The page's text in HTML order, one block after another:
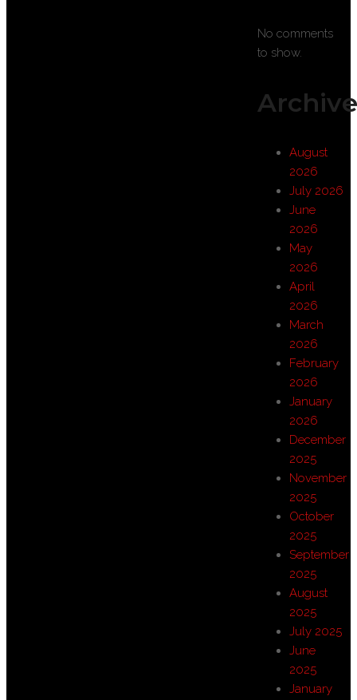
No comments
to show.
August
2026
July 2026
June
2026
May
2026
April
2026
March
2026
February
2026
January
2026
December
2025
November
2025
October
2025
September
2025
August
2025
July 2025
June
2025
January